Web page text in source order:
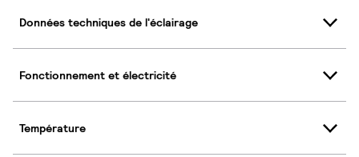
Données techniques de l'éclairage
Fonctionnement et électricité
Température